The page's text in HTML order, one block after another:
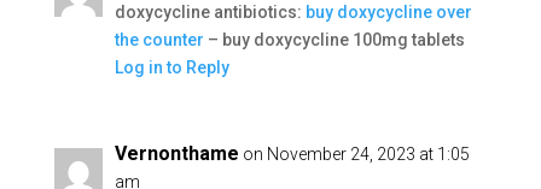
doxycycline antibiotics: buy doxycycline over
the counter – buy doxycycline 100mg tablets
Log in to Reply
Vernonthame on November 24, 2023 at 1:05
am